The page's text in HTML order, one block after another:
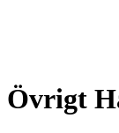
Övrigt